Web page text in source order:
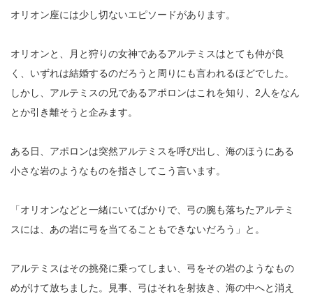
オリオン座には少し切ないエピソードがあります。
オリオンと、月と狩りの女神であるアルテミスはとても仲が良
く、いずれは結婚するのだろうと周りにも言われるほどでした。
しかし、アルテミスの兄であるアポロンはこれを知り、2人をなん
とか引き離そうと企みます。
ある日、アポロンは突然アルテミスを呼び出し、海のほうにある
小さな岩のようなものを指さしてこう言います。
「オリオンなどと一緒にいてばかりで、弓の腕も落ちたアルテミ
スには、あの岩に弓を当てることもできないだろう」と。
アルテミスはその挑発に乗ってしまい、弓をその岩のようなもの
めがけて放ちました。見事、弓はそれを射抜き、海の中へと消え